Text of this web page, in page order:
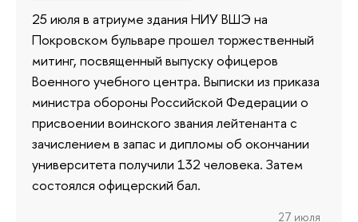
25 июля в атриуме здания НИУ ВШЭ на
Покровском бульваре прошел торжественный
митинг, посвященный выпуску офицеров
Военного учебного центра. Выписки из приказа
министра обороны Российской Федерации о
присвоении воинского звания лейтенанта с
зачислением в запас и дипломы об окончании
университета получили 132 человека. Затем
состоялся офицерский бал.
27 июля